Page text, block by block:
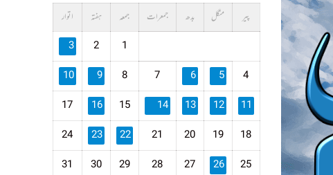
پیر
منگل بدھ جمعرات جمعہ ہفتہ اتوار
1
2
3
4
5
6
7
8
9
10
11
12
13
14
15
16
17
18
19
20
21
22
23
24
25
26
27
28
29
30
31